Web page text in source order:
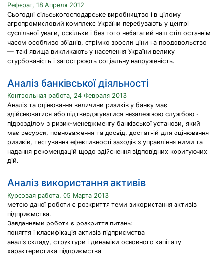
Реферат, 18 Апреля 2012
Сьогодні сільськогосподарське виробництво і в цілому
агропромисловий комплекс України перебувають у центрі
суспільної уваги, оскільки і без того небагатий наш стіл останнім
часом особливо збіднів, стрімко зросли ціни на продовольство
— такі явища викликають у населення України велику
стурбованість і загострюють соціальну напруженість.
Аналіз банківської діяльності
Контрольная работа, 24 Февраля 2013
Аналіз та оцінювання величини ризиків у банку має
здійснюватися або підтверджуватися незалежною службою -
підрозділом з ризик-менеджменту банківської установи, який
має ресурси, повноваження та досвід, достатній для оцінювання
ризиків, тестування ефективності заходів з управління ними та
надання рекомендацій щодо здійснення відповідних коригуючих
дій.
Аналіз використання активів
Курсовая работа, 05 Марта 2013
метою даної роботи є розкриття теми використання активів
підприємства.
Завданнями роботи є розкриття питань:
поняття і класифікація активів підприємства
аналіз складу, структури і динаміки основного капіталу
характеристика підприємства